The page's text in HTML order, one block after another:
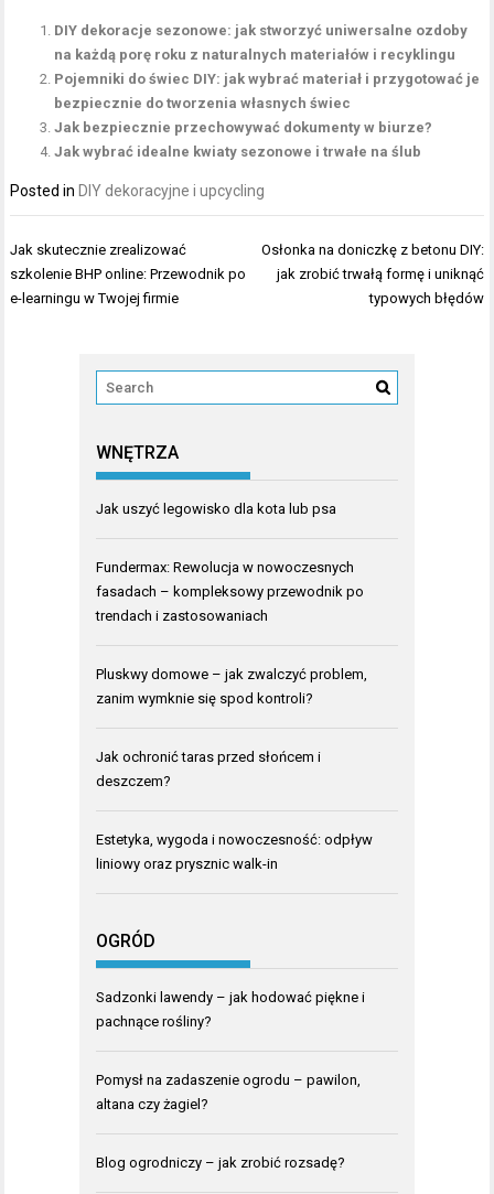
DIY dekoracje sezonowe: jak stworzyć uniwersalne ozdoby
na każdą porę roku z naturalnych materiałów i recyklingu
Pojemniki do świec DIY: jak wybrać materiał i przygotować je
bezpiecznie do tworzenia własnych świec
Jak bezpiecznie przechowywać dokumenty w biurze?
Jak wybrać idealne kwiaty sezonowe i trwałe na ślub
Posted in DIY dekoracyjne i upcycling
Nawigacja
wpisu
Jak skutecznie zrealizować
szkolenie BHP online: Przewodnik po
e-learningu w Twojej firmie
Osłonka na doniczkę z betonu DIY:
jak zrobić trwałą formę i uniknąć
typowych błędów
WNĘTRZA
Jak uszyć legowisko dla kota lub psa
Fundermax: Rewolucja w nowoczesnych
fasadach – kompleksowy przewodnik po
trendach i zastosowaniach
Pluskwy domowe – jak zwalczyć problem,
zanim wymknie się spod kontroli?
Jak ochronić taras przed słońcem i
deszczem?
Estetyka, wygoda i nowoczesność: odpływ
liniowy oraz prysznic walk-in
OGRÓD
Sadzonki lawendy – jak hodować piękne i
pachnące rośliny?
Pomysł na zadaszenie ogrodu – pawilon,
altana czy żagiel?
Blog ogrodniczy – jak zrobić rozsadę?